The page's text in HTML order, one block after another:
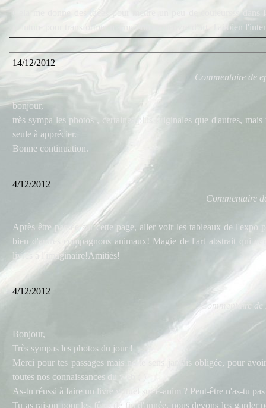
Cela me donne des idées pour mettre un peu de couleursss
peinture pour transformer ma maison en oeuvre d'art. J'ai bien
14/12/2012
Commentaire de
bonjour,
très sympa les photos , certaines plus originales que d'autres,
seule à apprécier.
Bonne continuation.
4/12/2012
Commentaire
Après être passée sur cette page, aller voir les tableaux de l'expo
bien d'autres compagnons animaux! Magie de l'art abstrait qui
livrés à l'imaginaire!Amitiés!
4/12/2012
Commentaire de
Bonjour,
Très sympas les photos du jour !
Merci pour tes passages mais ne te sens jamais obligée, pour
toutes nos connaissances du web ;-)
As-tu réussi à faire un livre virtuel sur e-anim ? Peut-être n'as-tu
Tu as raison pour les fêtes de fin d'année, nous devons les garder